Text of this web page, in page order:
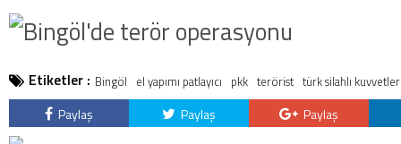
Etiketler : Bingöl el yapımı patlayıcı pkk terörist türk silahlı
Paylaş Paylaş Paylaş